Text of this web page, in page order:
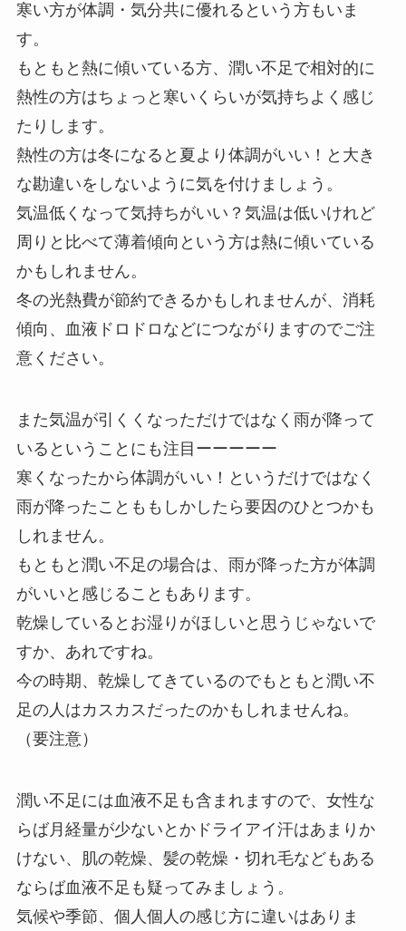
寒い方が体調・気分共に優れるという方もいま
す。
もともと熱に傾いている方、潤い不足で相対的に
熱性の方はちょっと寒いくらいが気持ちよく感じ
たりします。
熱性の方は冬になると夏より体調がいい！と大き
な勘違いをしないように気を付けましょう。
気温低くなって気持ちがいい？気温は低いけれど
周りと比べて薄着傾向という方は熱に傾いている
かもしれません。
冬の光熱費が節約できるかもしれませんが、消耗
傾向、血液ドロドロなどにつながりますのでご注
意ください。
また気温が引くくなっただけではなく雨が降って
いるということにも注目ーーーーー
寒くなったから体調がいい！というだけではなく
雨が降ったことももしかしたら要因のひとつかも
しれません。
もともと潤い不足の場合は、雨が降った方が体調
がいいと感じることもあります。
乾燥しているとお湿りがほしいと思うじゃないで
すか、あれですね。
今の時期、乾燥してきているのでもともと潤い不
足の人はカスカスだったのかもしれませんね。
（要注意）
潤い不足には血液不足も含まれますので、女性な
らば月経量が少ないとかドライアイ汗はあまりか
けない、肌の乾燥、髪の乾燥・切れ毛などもある
ならば血液不足も疑ってみましょう。
気候や季節、個人個人の感じ方に違いはありま